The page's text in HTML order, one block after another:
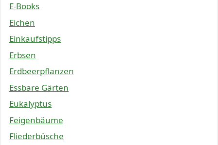
E-Books
Eichen
Einkaufstipps
Erbsen
Erdbeerpflanzen
Essbare Gärten
Eukalyptus
Feigenbäume
Fliederbüsche